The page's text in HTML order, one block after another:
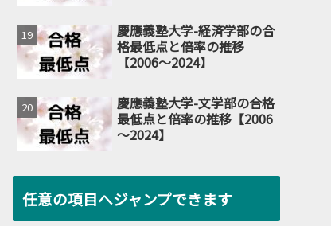
慶應義塾大学-経済学部の合
格最低点と倍率の推移
【2006～2024】
慶應義塾大学-文学部の合格
最低点と倍率の推移【2006
～2024】
任意の項目へジャンプできます